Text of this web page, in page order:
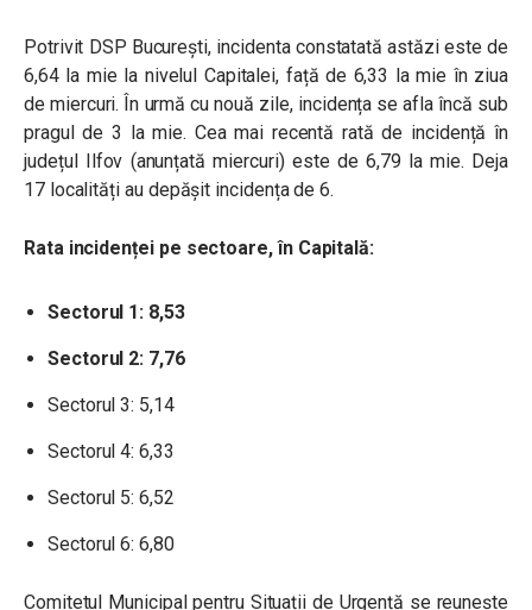
Potrivit DSP București, incidenta constatată astăzi este de
6,64 la mie la nivelul Capitalei, față de 6,33 la mie în ziua
de miercuri. În urmă cu nouă zile, incidența se afla încă sub
pragul de 3 la mie. Cea mai recentă rată de incidență în
județul Ilfov (anunțată miercuri) este de 6,79 la mie. Deja
17 localități au depășit incidența de 6.
Rata incidenței pe sectoare, în Capitală:
Sectorul 1: 8,53
Sectorul 2: 7,76
Sectorul 3: 5,14
Sectorul 4: 6,33
Sectorul 5: 6,52
Sectorul 6: 6,80
Comitetul Municipal pentru Situații de Urgență se reunește